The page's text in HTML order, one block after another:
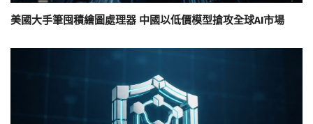
美國大手筆囤積繪圖處理器 中國以低價模型搶攻全球AI市場